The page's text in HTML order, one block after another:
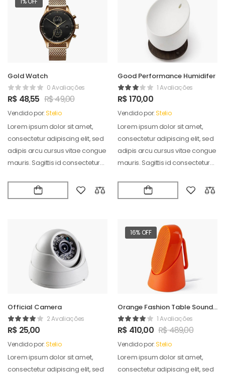
Gold Watch
0 Avaliações
R$ 48,55 R$49,00
Vendido por:Stelio
Lorem ipsum dolor sit amet,
consectetur adipiscing elit, sed
adipis arcu cursus vitae congue
mauris. Sagittis id consectetur
Good Performance Humidifer
1 Avaliações
R$170,00
Vendido por:Stelio
Lorem ipsum dolor sit amet,
consectetur adipiscing elit, sed
adipis arcu cursus vitae congue
mauris. Sagittis id consectetur
Official Camera
2 Avaliações
R$ 25,00
Vendido por:Stelio
Lorem ipsum dolor sit amet,
consectetur adipiscing elit, sed
16% OFF
Orange Fashion Table Sound
Maker
1 Avaliações
R$ 410,00 R$489,00
Vendido por:Stelio
Lorem ipsum dolor sit amet,
consectetur adipiscing elit, sed